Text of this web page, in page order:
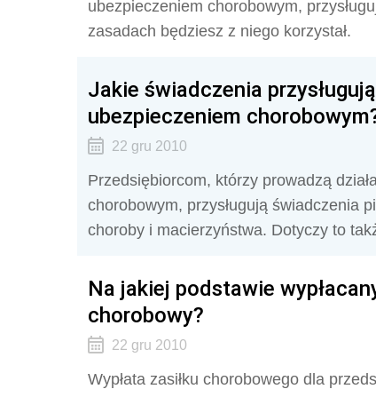
ubezpieczeniem chorobowym,
zasadach będziesz z niego korzystał.
Jakie świadczenia
ubezpieczeniem
22 gru 2010
Przedsiębiorcom, którzy prowadzą
chorobowym, przysługują świadczenia
choroby i macierzyństwa. Dotyczy to
Na jakiej podstawie
chorobowy?
22 gru 2010
Wypłata zasiłku chorobowego dla